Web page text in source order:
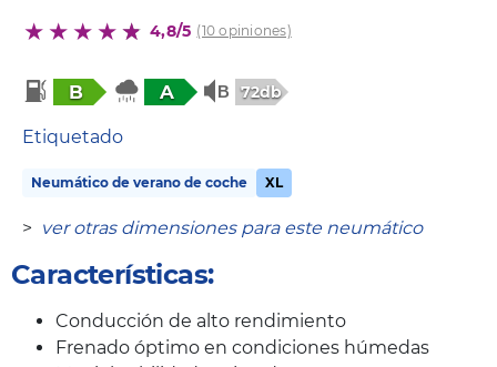
4,8/5 (10 opiniones)
B A 72db
Etiquetado
Neumático de verano de coche XL
> ver otras dimensiones para este neumático
Características:
Conducción de alto rendimiento
Frenado óptimo en condiciones húmedas